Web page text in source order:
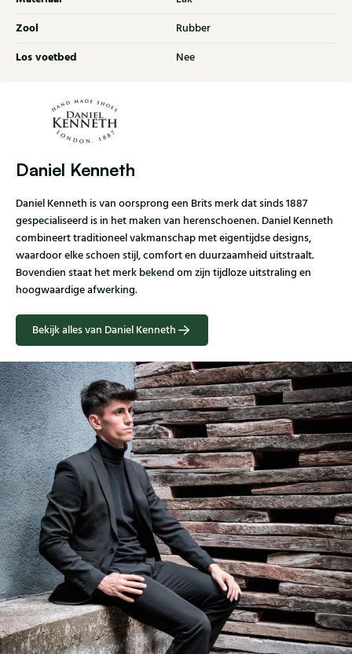
Zool Rubber
Los voetbed Nee
Daniel Kenneth
Daniel Kenneth is van oorsprong een Brits merk dat sinds 1887
gespecialiseerd is in het maken van herenschoenen. Daniel Kenneth
combineert traditioneel vakmanschap met eigentijdse designs,
waardoor elke schoen stijl, comfort en duurzaamheid uitstraalt.
Bovendien staat het merk bekend om zijn tijdloze uitstraling en
hoogwaardige afwerking.
Bekijk alles van Daniel Kenneth